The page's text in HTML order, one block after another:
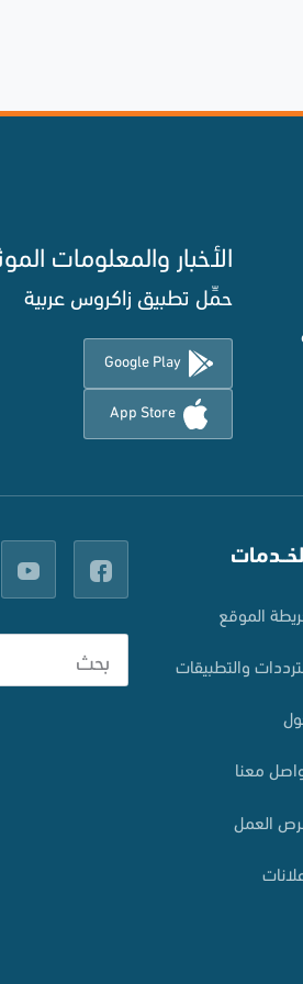
الأخبار والمعلومات
حمِّل تطبيق زاكروس عربية
Google Play
App Store
الخــدمات
الموقع
والتطبيقات
معنا
العمل